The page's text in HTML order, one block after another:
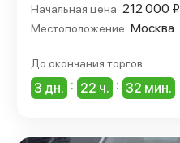
Начальная цена 212 000 ₽
Местоположение Москва
До окончания торгов
3 дн. : 22 ч. : 32 мин.